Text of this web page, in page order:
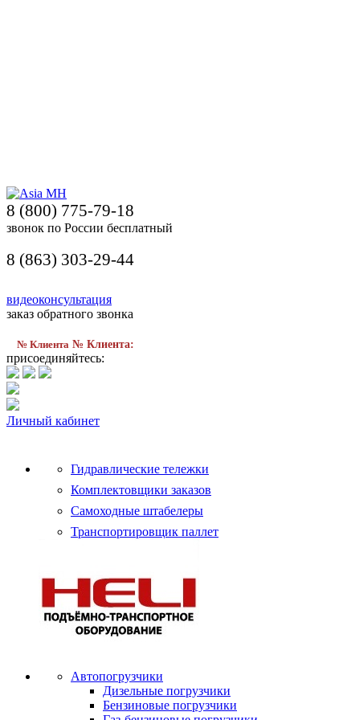
8 (800) 775-79-18
звонок по России бесплатный
8 (863) 303-29-44
видеоконсультация
заказ обратного звонка
№ Клиента № Клиента:
присоединяйтесь:
Личный кабинет
Гидравлические тележки
Комплектовщики заказов
Самоходные штабелеры
Транспортировщик паллет
Автопогрузчики
Дизельные погрузчики
Бензиновые погрузчики